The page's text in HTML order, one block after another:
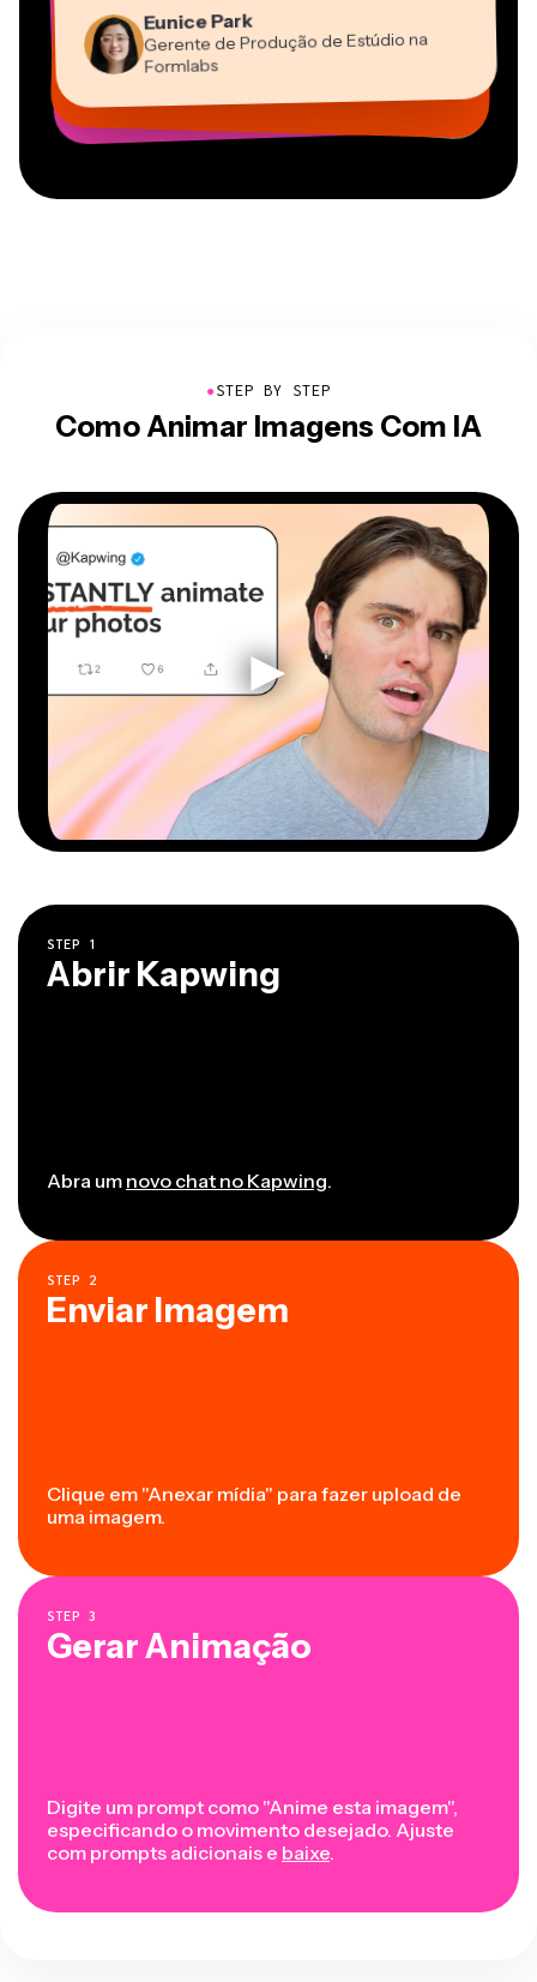
Eunice Park
Gerente de Produção de Estúdio na
Formlabs
Vannesia Darby
CEO da MOXIE Nashville
Grant Taleck
Cofundador da
AuthentIQMarketing.com
Sócio Diretor da EPATHLON
Kerry-lee Farla
Youtuber
Gracie Peng
Diretor de Conteúdo
Heidi Rae
Educação
Consultor
Mitch Rawlings
Freelancer de Serviços de Informação
Dina Segovia
Trabalhador Autônomo Virtual
●STEP BY STEP
Como Animar Imagens Com IA
STEP 1
Abrir Kapwing
Abra um novo chat no Kapwing.
STEP 2
Enviar Imagem
Clique em "Anexar mídia" para fazer upload de
uma imagem.
STEP 3
Gerar Animação
Digite um prompt como "Anime esta imagem",
especificando o movimento desejado. Ajuste
com prompts adicionais e baixe.